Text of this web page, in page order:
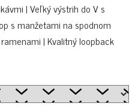
| Veľký výstrih do V s
s manžetami na spodnom
| Kvalitný loopback